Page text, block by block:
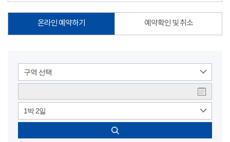
온라인 예약하기 예약확인 및 취소
구역 선택
1박 2일